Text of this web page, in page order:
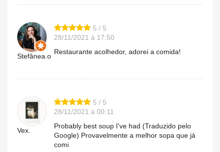
Stefânea.o
5 / 5
28/11/2021 à 17:50
Restaurante acolhedor, adorei a comida!
Vex.
5 / 5
28/11/2021 à 00:11
Probably best soup I've had (Traduzido pelo
Google) Provavelmente a melhor sopa que já
comi